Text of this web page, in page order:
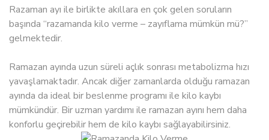
Razaman ayı ile birlikte akıllara en çok gelen soruların
başında “razamanda kilo verme – zayıflama mümkün mü?”
gelmektedir.
Ramazan ayında uzun süreli açlık sonrası metabolizma hızı
yavaşlamaktadır. Ancak diğer zamanlarda olduğu ramazan
ayında da ideal bir beslenme programı ile kilo kaybı
mümkündür. Bir uzman yardımı ile ramazan ayını hem daha
konforlu geçirebilir hem de kilo kaybı sağlayabilirsiniz.